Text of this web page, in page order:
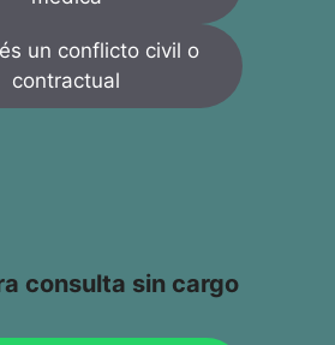
un conflicto civil o
contractual
consulta sin cargo